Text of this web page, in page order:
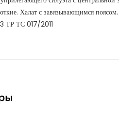
Халат с завязывающимся поясом.
ТС 017/2011